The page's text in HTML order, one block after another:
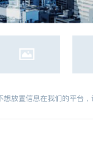
想放置信息在我们的平台，